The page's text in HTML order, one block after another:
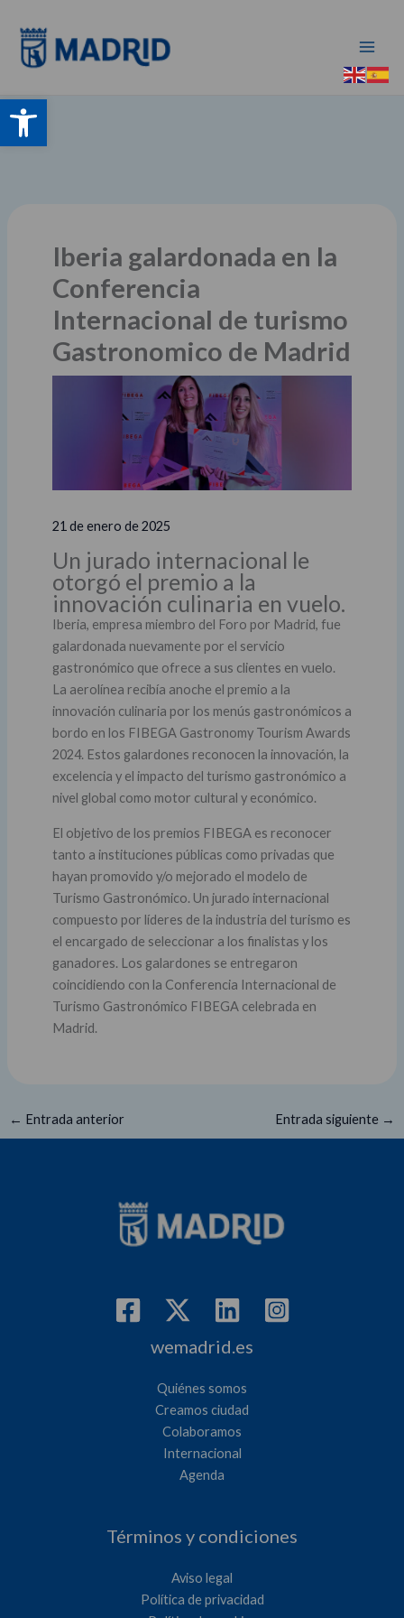
Abrir barra de herramientas
contenido
Iberia galardonada en la
Conferencia
Internacional de turismo
Gastronomico de Madrid
21 de enero de 2025
Un jurado internacional le
otorgó el premio a la
innovación culinaria en vuelo.
Iberia, empresa miembro del Foro por Madrid, fue
galardonada nuevamente por el servicio
gastronómico que ofrece a sus clientes en vuelo.
La aerolínea recibía anoche el premio a la
innovación culinaria por los menús gastronómicos a
bordo en los FIBEGA Gastronomy Tourism Awards
2024. Estos galardones reconocen la innovación, la
excelencia y el impacto del turismo gastronómico a
nivel global como motor cultural y económico.
El objetivo de los premios FIBEGA es reconocer
tanto a instituciones públicas como privadas que
hayan promovido y/o mejorado el modelo de
Turismo Gastronómico. Un jurado internacional
compuesto por líderes de la industria del turismo es
el encargado de seleccionar a los finalistas y los
ganadores. Los galardones se entregaron
coincidiendo con la Conferencia Internacional de
Turismo Gastronómico FIBEGA celebrada en
Madrid.
← Entrada anterior Entrada siguiente →
wemadrid.es
Quiénes somos
Creamos ciudad
Colaboramos
Internacional
Agenda
Términos y condiciones
Aviso legal
Política de privacidad